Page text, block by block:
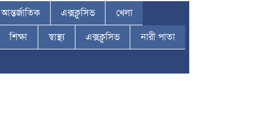
আন্তর্জাতিক এক্সক্লুসিভ খেলা
শিক্ষা স্বাস্থ্য এক্সক্লুসিভ নারী পাতা